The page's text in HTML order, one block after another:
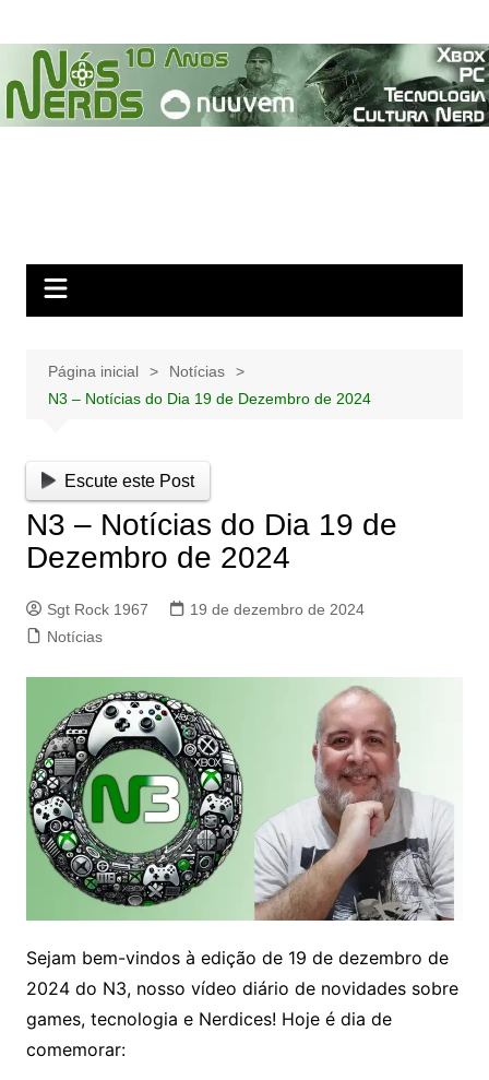
para
conteúdo
Página inicial
Notícias
N3 – Notícias do Dia 19 de Dezembro de 2024
Escute este Post
N3 – Notícias do Dia 19 de
Dezembro de 2024
Sgt Rock 1967
19 de dezembro de 2024
Notícias
Sejam bem-vindos à edição de 19 de dezembro de
2024 do N3, nosso vídeo diário de novidades sobre
games, tecnologia e Nerdices! Hoje é dia de
comemorar: